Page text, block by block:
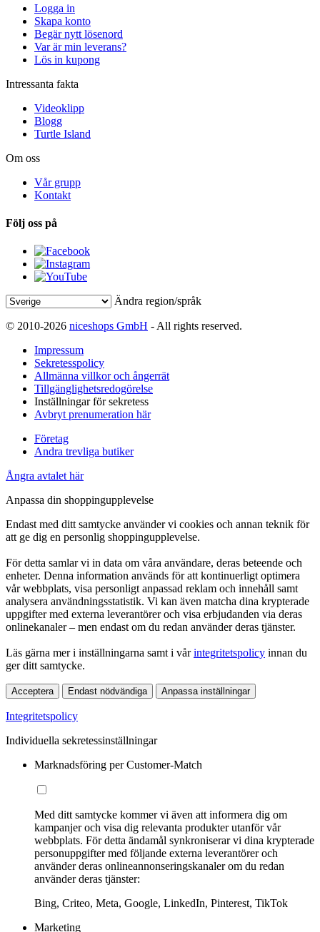
Logga in
Skapa konto
Begär nytt lösenord
Var är min leverans?
Lös in kupong
Intressanta fakta
Videoklipp
Blogg
Turtle Island
Om oss
Vår grupp
Kontakt
Följ oss på
Ändra region/språk
© 2010-2026 niceshops GmbH - All rights reserved.
Impressum
Sekretesspolicy
Allmänna villkor och ångerrät
Tillgänglighetsredogörelse
Inställningar för sekretess
Avbryt prenumeration här
Företag
Andra trevliga butiker
Ångra avtalet här
Anpassa din shoppingupplevelse
Endast med ditt samtycke använder vi cookies och annan teknik för
att ge dig en personlig shoppingupplevelse.
För detta samlar vi in data om våra användare, deras beteende och
enheter. Denna information används för att kontinuerligt optimera
vår webbplats, visa personligt anpassad reklam och innehåll samt
analysera användningsstatistik. Vi kan även matcha dina krypterade
uppgifter med externa leverantörer och visa erbjudanden via deras
onlinekanaler – men endast om du redan använder deras tjänster.
Läs gärna mer i inställningarna samt i vårintegritetspolicy innan du
ger ditt samtycke.
Acceptera Endast nödvändiga Anpassa inställningar
Integritetspolicy
Individuella sekretessinställningar
Marknadsföring per Customer-Match
Med ditt samtycke kommer vi även att informera dig om
kampanjer och visa dig relevanta produkter utanför vår
webbplats. För detta ändamål synkroniserar vi dina krypterade
personuppgifter med följande externa leverantörer och
använder deras onlineannonseringskanaler om du redan
använder deras tjänster:
Bing, Criteo, Meta, Google, LinkedIn, Pinterest, TikTok
Marketing